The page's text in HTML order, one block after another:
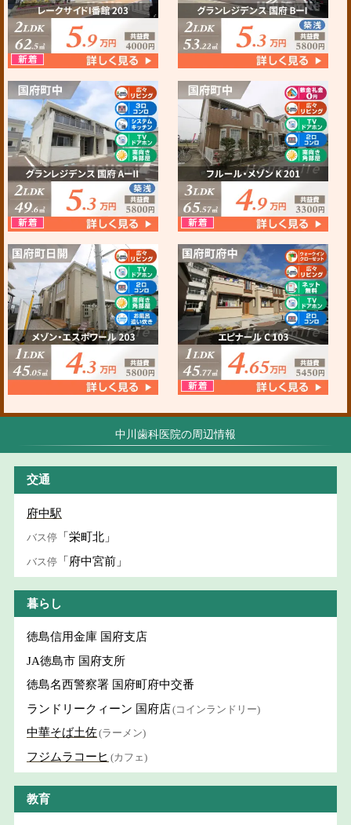
中川歯科医院の周辺情報
交通
府中駅
バス停 「栄町北」
バス停 「府中宮前」
暮らし
徳島信用金庫 国府支店
JA徳島市 国府支所
徳島名西警察署 国府町府中交番
ランドリークィーン 国府店(コインランドリー)
中華そば土佐(ラーメン)
フジムラコーヒ (カフェ)
教育